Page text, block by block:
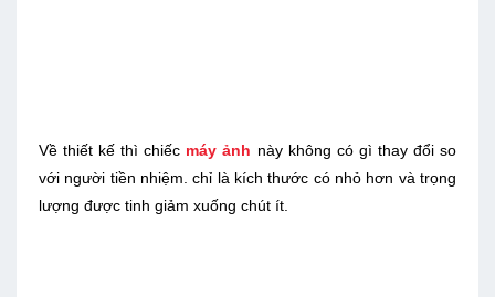
Về thiết kế thì chiếc máy ảnh này không có gì thay đổi so
với người tiền nhiệm. chỉ là kích thước có nhỏ hơn và trọng
lượng được tinh giảm xuống chút ít.